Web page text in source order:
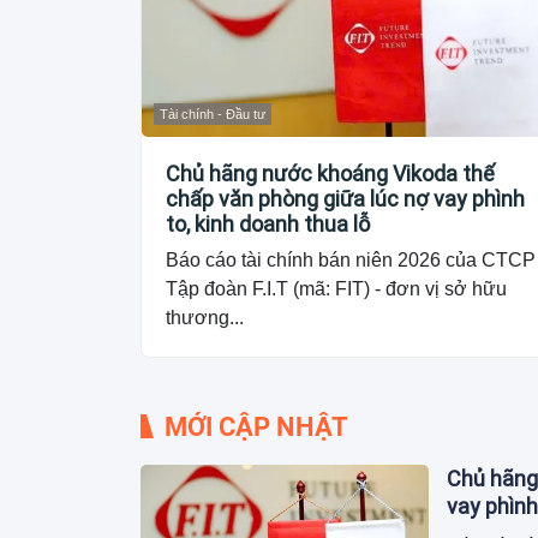
Tài chính - Đầu tư
Chủ hãng nước khoáng Vikoda thế
chấp văn phòng giữa lúc nợ vay phình
to, kinh doanh thua lỗ
Báo cáo tài chính bán niên 2026 của CTCP
Tập đoàn F.I.T (mã: FIT) - đơn vị sở hữu
thương...
MỚI CẬP NHẬT
Chủ
vay